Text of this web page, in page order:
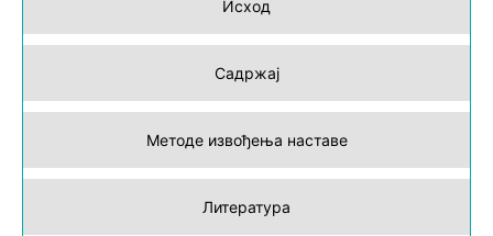
Исход
Садржај
Методе извођења наставе
Литература